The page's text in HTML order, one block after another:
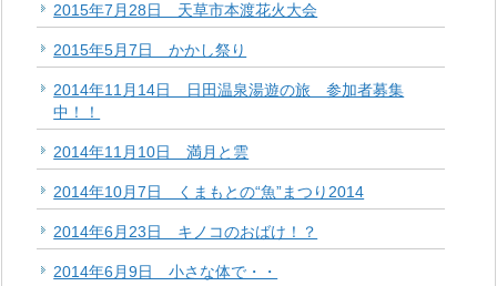
2015年7月28日 天草市本渡花火大会
2015年5月7日 かかし祭り
2014年11月14日 日田温泉湯遊の旅 参加者募集
中！！
2014年11月10日 満月と雲
2014年10月7日 くまもとの“魚”まつり2014
2014年6月23日 キノコのおばけ！？
2014年6月9日 小さな体で・・